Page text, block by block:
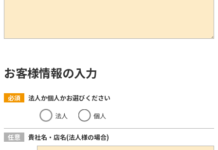
お客様情報の入力
必須
法人か個人かお選びください
法人
個人
任意 貴社名・店名(法人様の場合)